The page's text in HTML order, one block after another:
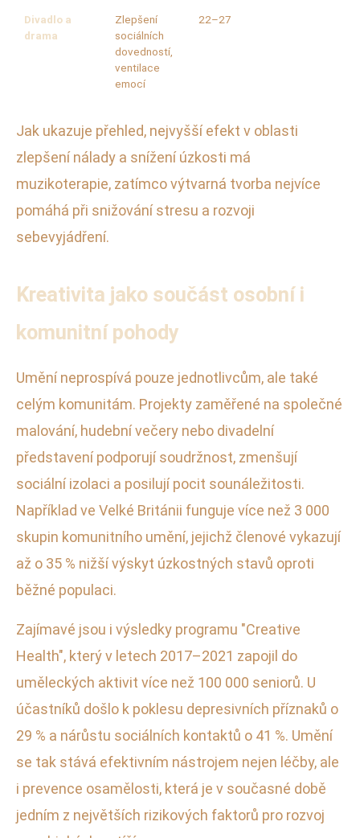
Divadlo a
drama
Zlepšení
sociálních
dovedností,
ventilace
emocí
22–27
Jak ukazuje přehled, nejvyšší efekt v oblasti
zlepšení nálady a snížení úzkosti má
muzikoterapie, zatímco výtvarná tvorba nejvíce
pomáhá při snižování stresu a rozvoji
sebevyjádření.
Kreativita jako součást osobní i
komunitní pohody
Umění neprospívá pouze jednotlivcům, ale také
celým komunitám. Projekty zaměřené na společné
malování, hudební večery nebo divadelní
představení podporují soudržnost, zmenšují
sociální izolaci a posilují pocit sounáležitosti.
Například ve Velké Británii funguje více než 3 000
skupin komunitního umění, jejichž členové vykazují
až o 35 % nižší výskyt úzkostných stavů oproti
běžné populaci.
Zajímavé jsou i výsledky programu "Creative
Health", který v letech 2017–2021 zapojil do
uměleckých aktivit více než 100 000 seniorů. U
účastníků došlo k poklesu depresivních příznaků o
29 % a nárůstu sociálních kontaktů o 41 %. Umění
se tak stává efektivním nástrojem nejen léčby, ale
i prevence osamělosti, která je v současné době
jedním z největších rizikových faktorů pro rozvoj